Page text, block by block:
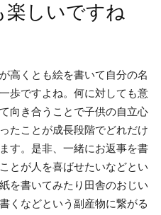
楽しいですね
高くとも絵を書いて自分の名
歩ですよね。何に対しても意
向き合うことで子供の自立心
たことが成長段階でどれだけ
す。是非、一緒にお返事を書
とが人を喜ばせたいなどとい
を書いてみたり田舎のおじい
くなどという副産物に繋がる